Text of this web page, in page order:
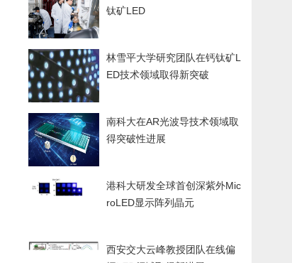
钛矿LED
林雪平大学研究团队在钙钛矿L
ED技术领域取得新突破
南科大在AR光波导技术领域取
得突破性进展
港科大研发全球首创深紫外Mic
roLED显示阵列晶元
西安交大云峰教授团队在线偏